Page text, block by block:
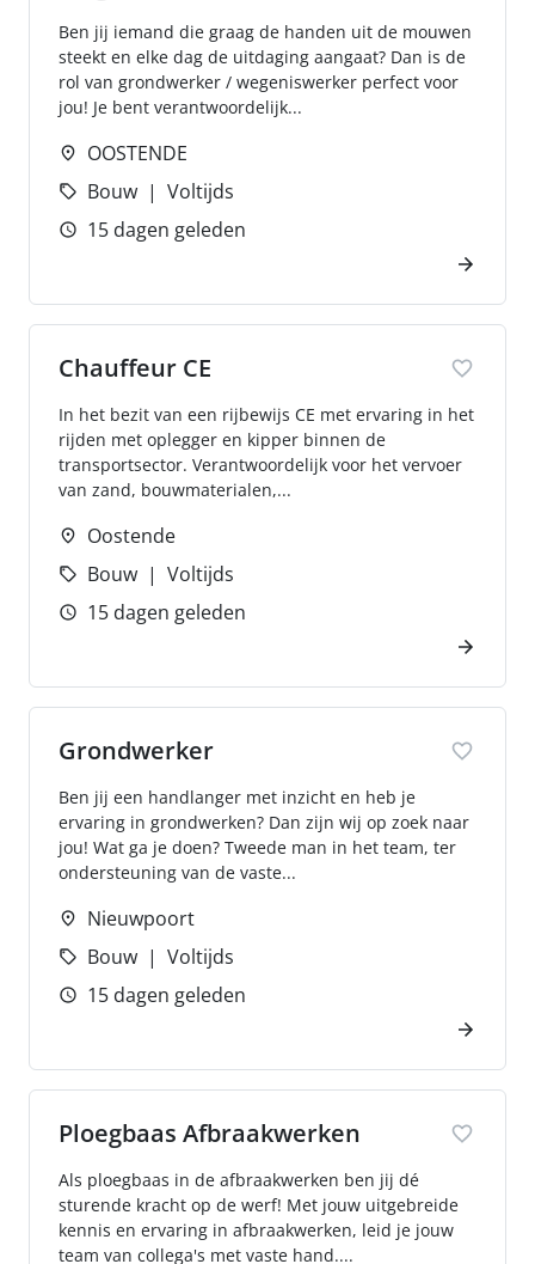
Ben jij iemand die graag de handen uit de mouwen
steekt en elke dag de uitdaging aangaat? Dan is de
rol van grondwerker / wegeniswerker perfect voor
jou! Je bent verantwoordelijk...
OOSTENDE
Bouw
Voltijds
15 dagen geleden
Chauffeur CE
In het bezit van een rijbewijs CE met ervaring in het
rijden met oplegger en kipper binnen de
transportsector. Verantwoordelijk voor het vervoer
van zand, bouwmaterialen,...
Oostende
Bouw
Voltijds
15 dagen geleden
Grondwerker
Ben jij een handlanger met inzicht en heb je
ervaring in grondwerken? Dan zijn wij op zoek naar
jou! Wat ga je doen? Tweede man in het team, ter
ondersteuning van de vaste...
Nieuwpoort
Bouw
Voltijds
15 dagen geleden
Ploegbaas Afbraakwerken
Als ploegbaas in de afbraakwerken ben jij dé
sturende kracht op de werf! Met jouw uitgebreide
kennis en ervaring in afbraakwerken, leid je jouw
team van collega's met vaste hand....